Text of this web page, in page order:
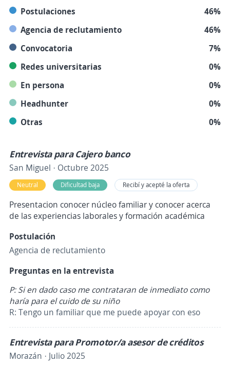
Postulaciones
46%
Agencia de reclutamiento
46%
Convocatoria
7%
Redes universitarias
0%
En persona
0%
Headhunter
0%
Otras
0%
Entrevista para Cajero banco
San Miguel · Octubre 2025
Neutral Dificultad baja Recibí y acepté la oferta
Presentacion conocer núcleo familiar y conocer acerca
de las experiencias laborales y formación académica
Postulación
Agencia de reclutamiento
Preguntas en la entrevista
P: Si en dado caso me contrataran de inmediato como
haría para el cuido de su niño
R: Tengo un familiar que me puede apoyar con eso
Entrevista para Promotor/a asesor de créditos
Morazán · Julio 2025